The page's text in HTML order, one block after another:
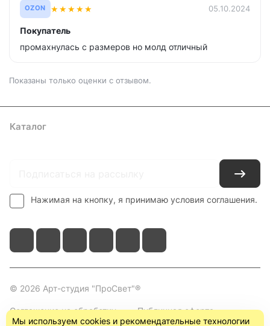
OZON ★★★★★ 05.10.2024
Покупатель
промахнулась с размеров но молд отличный
Показаны только оценки с отзывом.
Каталог
Нажимая на кнопку, я принимаю условия соглашения.
© 2026 Арт-студия "ПроСвет"®
Соглашение на обработку
персональных данных
Публичная оферта
(пользовательское
Мы используем cookies и рекомендательные технологии